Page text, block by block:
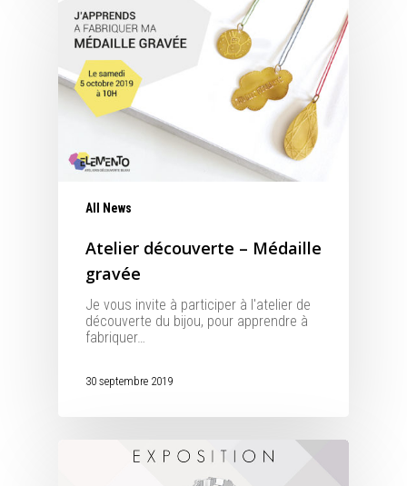
All News
Atelier découverte – Médaille
gravée
Je vous invite à participer à l'atelier de
découverte du bijou, pour apprendre à
fabriquer…
30 septembre 2019